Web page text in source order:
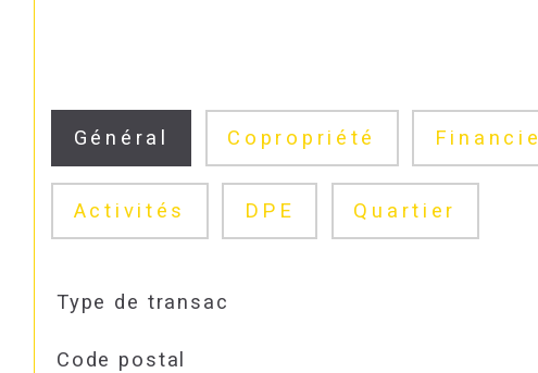
Général Copropriété
Activités DPE Quartier
TRAD_SIROCCO_Caracteristique
Type de transac
Code postal